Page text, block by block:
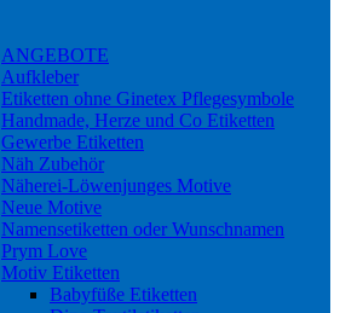
ANGEBOTE
Aufkleber
Etiketten ohne Ginetex Pflegesymbole
Handmade, Herze und Co Etiketten
Gewerbe Etiketten
Näh Zubehör
Näherei-Löwenjunges Motive
Neue Motive
Namensetiketten oder Wunschnamen
Prym Love
Motiv Etiketten
Babyfüße Etiketten